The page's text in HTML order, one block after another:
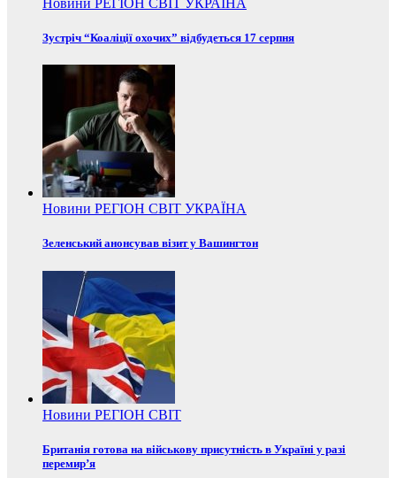
Зустріч “Коаліції охочих” відбудеться 17 серпня
Новини РЕГІОН СВІТ УКРАЇНА
Зеленський анонсував візит у Вашингтон
Новини РЕГІОН СВІТ
Британія готова на військову присутність в Україні у разі
перемир’я